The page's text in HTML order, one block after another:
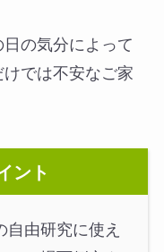
の気分によって
では不安なご家
ント
由研究に使え